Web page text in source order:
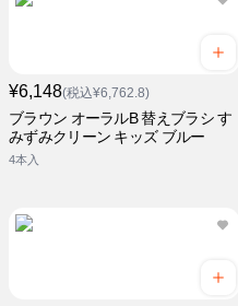
¥6,148(税込¥6,762.8)
ブラウン オーラルB 替えブラシ す
みずみクリーン キッズ ブルー
4本入